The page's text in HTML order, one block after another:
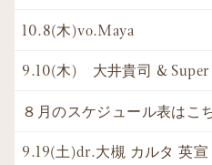
10.8(木)vo.Maya
9.10(木) 大井貴司 &
８月のスケジュール表はこ
9.19(土)dr.大槻 カルタ 英宣